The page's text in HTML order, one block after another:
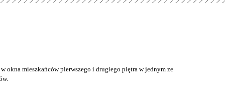
okna mieszkańców pierwszego i drugiego piętra w jednym ze